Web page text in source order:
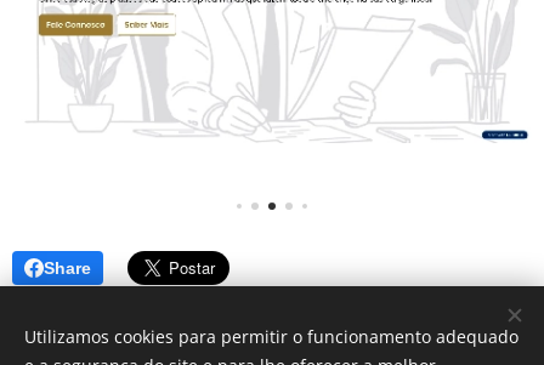
Share
Utilizamos cookies para permitir o funcionamento adequado